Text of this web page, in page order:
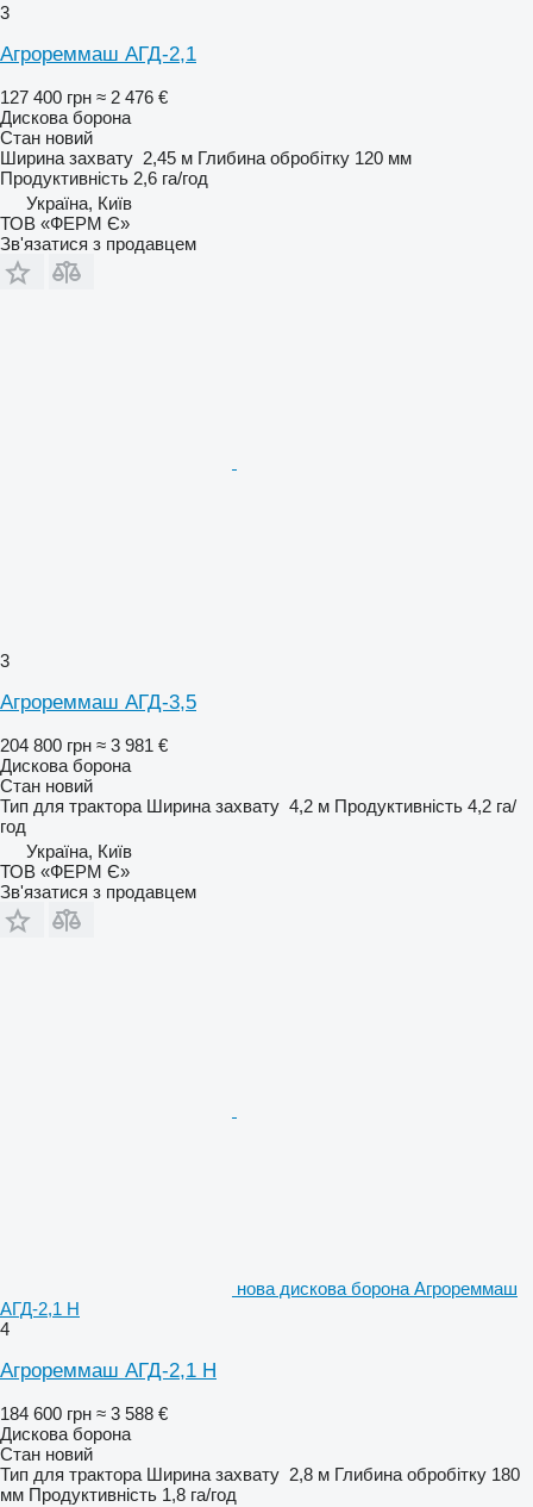
3
Агрореммаш АГД-2,1
127 400 грн ≈ 2 476 €
Дискова борона
Стан новий
Ширина захвату 2,45 м Глибина обробітку 120 мм
Продуктивність 2,6 га/год
Україна, Київ
ТОВ «ФЕРМ Є»
Зв'язатися з продавцем
3
Агрореммаш АГД-3,5
204 800 грн ≈ 3 981 €
Дискова борона
Стан новий
Тип для трактора Ширина захвату 4,2 м Продуктивність 4,2 га/
год
Україна, Київ
ТОВ «ФЕРМ Є»
Зв'язатися з продавцем
нова дискова борона Агрореммаш
АГД-2,1 Н
4
Агрореммаш АГД-2,1 Н
184 600 грн ≈ 3 588 €
Дискова борона
Стан новий
Тип для трактора Ширина захвату 2,8 м Глибина обробітку 180
мм Продуктивність 1,8 га/год